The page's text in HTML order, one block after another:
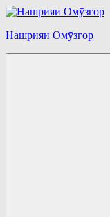
Перейти
содержимому
Нашрияи Омӯзгор